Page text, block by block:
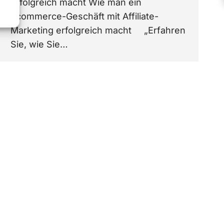
erfolgreich macht Wie man ein
Ecommerce-Geschäft mit Affiliate-
Marketing erfolgreich macht „Erfahren
Sie, wie Sie…